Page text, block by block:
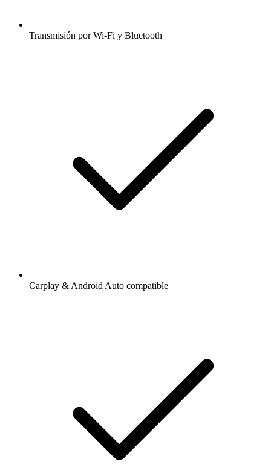
Transmisión por Wi-Fi y Bluetooth
Carplay & Android Auto compatible